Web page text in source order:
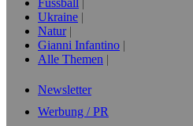
Fussball
Ukraine
Natur
Gianni Infantino
Alle Themen
Newsletter
Werbung / PR